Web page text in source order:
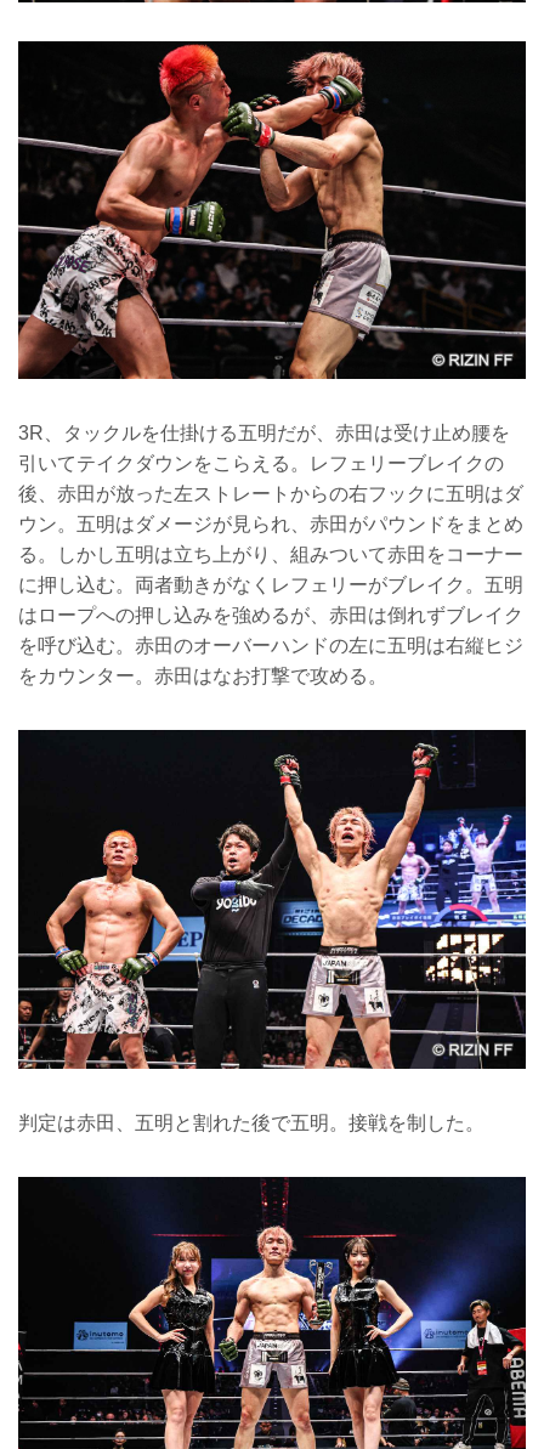
3R、タックルを仕掛ける五明だが、赤田は受け止め腰を
引いてテイクダウンをこらえる。レフェリーブレイクの
後、赤田が放った左ストレートからの右フックに五明はダ
ウン。五明はダメージが見られ、赤田がパウンドをまとめ
る。しかし五明は立ち上がり、組みついて赤田をコーナー
に押し込む。両者動きがなくレフェリーがブレイク。五明
はロープへの押し込みを強めるが、赤田は倒れずブレイク
を呼び込む。赤田のオーバーハンドの左に五明は右縦ヒジ
をカウンター。赤田はなお打撃で攻める。
判定は赤田、五明と割れた後で五明。接戦を制した。